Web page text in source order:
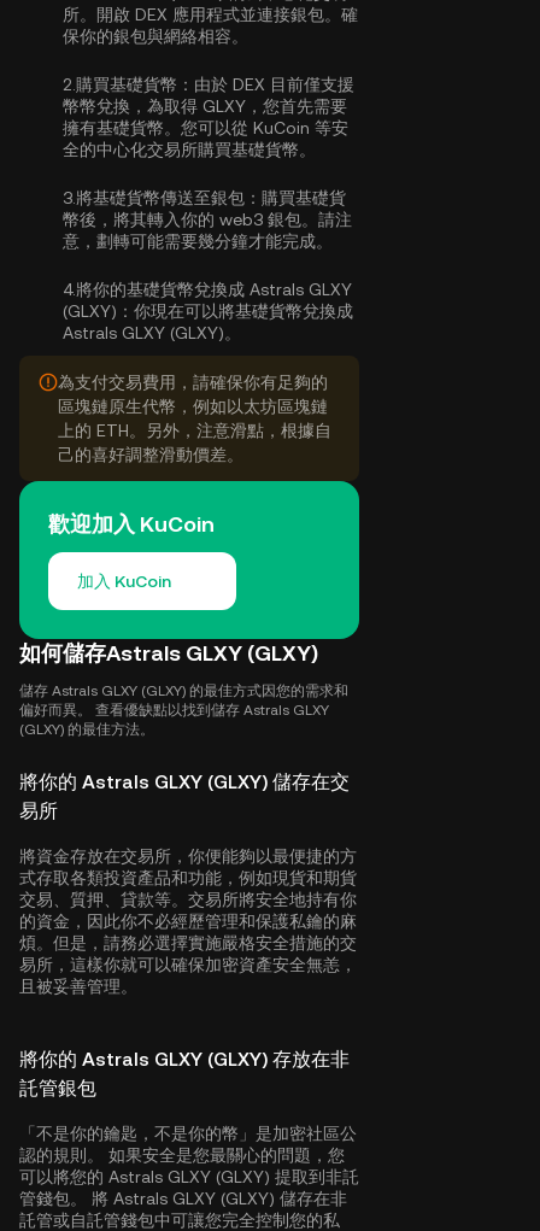
所。開啟 DEX 應用程式並連接銀包。確
保你的銀包與網絡相容。
2. 購買基礎貨幣： 由於 DEX 目前僅支援
幣幣兌換，為取得 GLXY，您首先需要
擁有基礎貨幣。您可以從 KuCoin 等安
全的中心化交易所購買基礎貨幣。
3. 將基礎貨幣傳送至銀包： 購買基礎貨
幣後，將其轉入你的 web3 銀包。請注
意，劃轉可能需要幾分鐘才能完成。
4.將你的基礎貨幣兌換成 Astrals GLXY
(GLXY)： 你現在可以將基礎貨幣兌換成
Astrals GLXY (GLXY)。
為支付交易費用，請確保你有足夠的
區塊鏈原生代幣，例如以太坊區塊鏈
上的 ETH。另外，注意滑點，根據自
己的喜好調整滑動價差。
歡迎加入 KuCoin
加入 KuCoin
如何儲存Astrals GLXY (GLXY)
儲存 Astrals GLXY (GLXY) 的最佳方式因您的需求和
偏好而異。 查看優缺點以找到儲存 Astrals GLXY
(GLXY) 的最佳方法。
將你的 Astrals GLXY (GLXY) 儲存在交
易所
將資金存放在交易所，你便能夠以最便捷的方
式存取各類投資產品和功能，例如現貨和期貨
交易、質押、貸款等。交易所將安全地持有你
的資金，因此你不必經歷管理和保護私鑰的麻
煩。但是，請務必選擇實施嚴格安全措施的交
易所，這樣你就可以確保加密資產安全無恙，
且被妥善管理。
將你的 Astrals GLXY (GLXY) 存放在非
託管銀包
「不是你的鑰匙，不是你的幣」是加密社區公
認的規則。 如果安全是您最關心的問題，您
可以將您的 Astrals GLXY (GLXY) 提取到非託
管錢包。 將 Astrals GLXY (GLXY) 儲存在非
託管或自託管錢包中可讓您完全控制您的私